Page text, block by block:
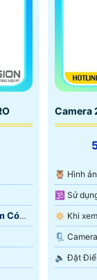
Có
Camera
🦉 Hình
Màu Ban
🗜️